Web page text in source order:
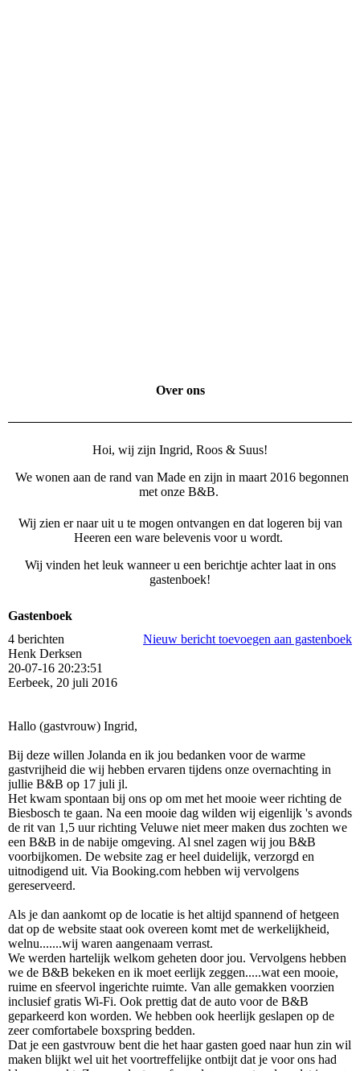
Over ons
Hoi, wij zijn Ingrid, Roos & Suus!
We wonen aan de rand van Made en zijn in maart 2016 begonnen
met onze B&B.
Wij zien er naar uit u te mogen ontvangen en dat logeren bij van
Heeren een ware belevenis voor u wordt.
Wij vinden het leuk wanneer u een berichtje achter laat in ons
gastenboek!
Gastenboek
4 berichten
Nieuw bericht toevoegen aan gastenboek
Henk Derksen
20-07-16 20:23:51
Eerbeek, 20 juli 2016
Hallo (gastvrouw) Ingrid,
Bij deze willen Jolanda en ik jou bedanken voor de warme
gastvrijheid die wij hebben ervaren tijdens onze overnachting in
jullie B&B op 17 juli jl.
Het kwam spontaan bij ons op om met het mooie weer richting de
Biesbosch te gaan. Na een mooie dag wilden wij eigenlijk 's avonds
de rit van 1,5 uur richting Veluwe niet meer maken dus zochten we
een B&B in de nabije omgeving. Al snel zagen wij jou B&B
voorbijkomen. De website zag er heel duidelijk, verzorgd en
uitnodigend uit. Via Booking.com hebben wij vervolgens
gereserveerd.
Als je dan aankomt op de locatie is het altijd spannend of hetgeen
dat op de website staat ook overeen komt met de werkelijkheid,
welnu.......wij waren aangenaam verrast.
We werden hartelijk welkom geheten door jou. Vervolgens hebben
we de B&B bekeken en ik moet eerlijk zeggen.....wat een mooie,
ruime en sfeervol ingerichte ruimte. Van alle gemakken voorzien
inclusief gratis Wi-Fi. Ook prettig dat de auto voor de B&B
geparkeerd kon worden. We hebben ook heerlijk geslapen op de
zeer comfortabele boxspring bedden.
Dat je een gastvrouw bent die het haar gasten goed naar hun zin wil
maken blijkt wel uit het voortreffelijke ontbijt dat je voor ons had